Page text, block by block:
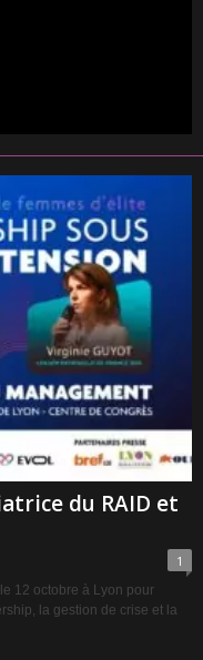
du RAID et
1
12 octobre à Lyon pour
la gestion de crise et la